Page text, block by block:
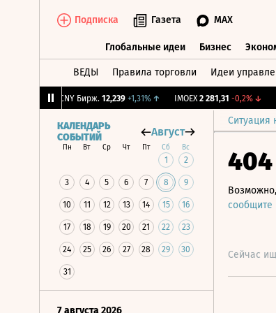
Подписка Газета MAX
Глобальные идеи Бизнес
ВЕДЫ Правила торговли Идеи
CNY Бирж. 12,239 +1,31%↑ IMOEX 2 281,31 -0,2%↓
Ситуация
КАЛЕНДАРЬ
СОБЫТИЙ
Август
Пн Вт Ср Чт Пт Сб Вс
1 2
3 4 5 6 7 8 9
10 11 12 13 14 15 16
17 18 19 20 21 22 23
24 25 26 27 28 29 30
31
7 августа 2026
404
сообщите
Сейчас